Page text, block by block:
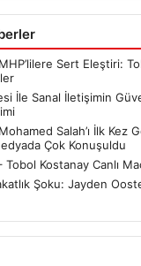
MHP’lilere Sert Eleştiri:
İle Sanal İletişimin
Salah’ı İlk Kez
Çok Konuşuldu
Kostanay Canlı
Şoku: Jayden